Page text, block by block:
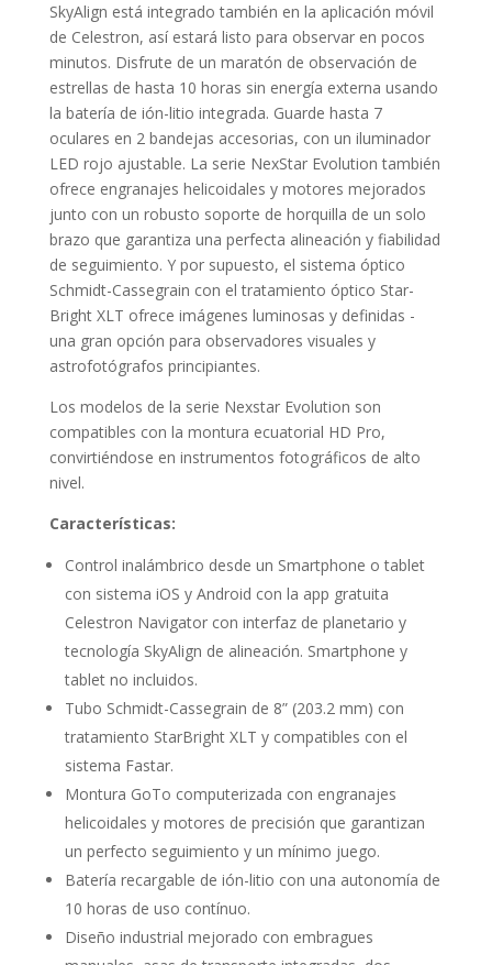
SkyAlign está integrado también en la aplicación móvil
de Celestron, así estará listo para observar en pocos
minutos. Disfrute de un maratón de observación de
estrellas de hasta 10 horas sin energía externa usando
la batería de ión­-litio inte­grada. Guarde hasta 7
oculares en 2 bandejas accesorias, con un ilu­minador
LED rojo ajustable. La serie NexStar Evolution también
ofrece engranajes helicoidales y motores mejorados
junto con un ro­busto soporte de horquilla de un solo
brazo que garantiza una per­fecta alineación y fiabilidad
de seguimiento. Y por supuesto, el sistema óptico
Schmidt­-Cassegrain con el tratamiento óptico Star­
Bright XLT ofrece imágenes luminosas y definidas ­-
una gran opción para observadores visuales y
astrofotógrafos principiantes.
Los modelos de la serie Nexstar Evolution son
compatibles con la montura ecuatorial HD Pro,
convirtiéndose en instrumentos fotográ­ficos de alto
nivel.
Características:
Control inalámbrico desde un Smartphone o tablet
con sistema iOS y Android con la app gratuita
Celestron Navigator con interfaz de planetario y
tecnología SkyAlign de alineación. Smartphone y
tablet no incluidos.
Tubo Schmidt­-Cassegrain de 8” (203.2 mm) con
trata­miento StarBright XLT y compatibles con el
sistema Fastar.
Montura GoTo computerizada con engranajes
helicoidales y moto­res de precisión que garantizan
un perfecto seguimiento y un mí­nimo juego.
Batería recargable de ión­-litio con una autonomía de
10 horas de uso contínuo.
Diseño industrial mejorado con embragues